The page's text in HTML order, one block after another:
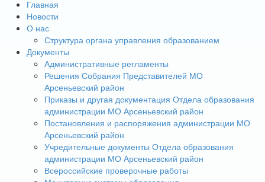
Главная
Новости
О нас
Структура органа управления образованием
Документы
Административные регламенты
Решения Собрания Представителей МО
Арсеньевский район
Приказы и другая документация Отдела образования
администрации МО Арсеньевский район
Постановления и распоряжения администрации МО
Арсеньевский район
Учредительные документы Отдела образования
администрации МО Арсеньевский район
Всероссийские проверочные работы